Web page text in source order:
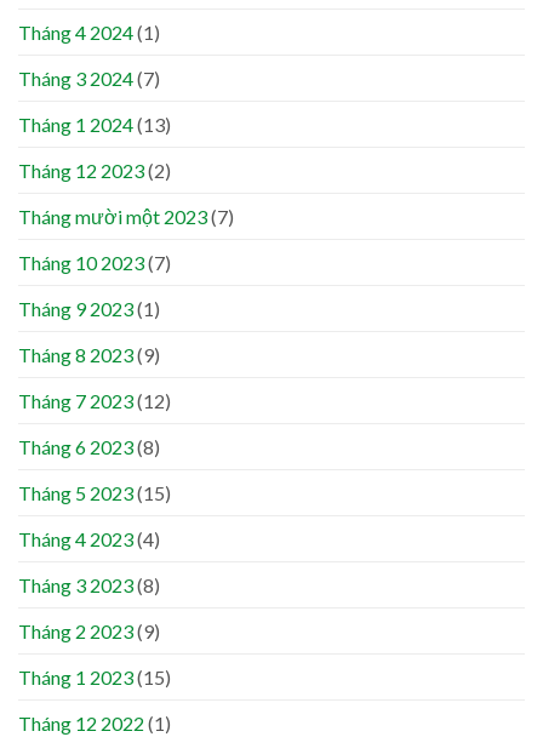
Tháng 4 2024(1)
Tháng 3 2024(7)
Tháng 1 2024(13)
Tháng 12 2023(2)
Tháng mười một 2023(7)
Tháng 10 2023(7)
Tháng 9 2023(1)
Tháng 8 2023(9)
Tháng 7 2023(12)
Tháng 6 2023(8)
Tháng 5 2023(15)
Tháng 4 2023(4)
Tháng 3 2023(8)
Tháng 2 2023(9)
Tháng 1 2023(15)
Tháng 12 2022 (1)